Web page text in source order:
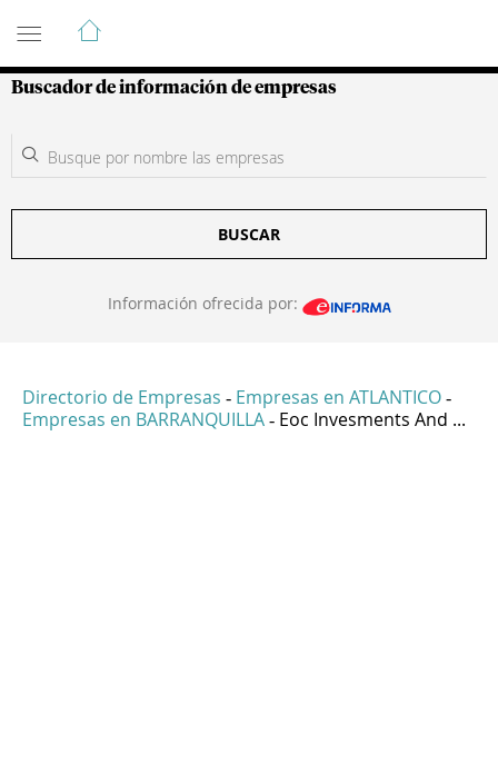
Guía de Empresas Colombianas
Buscador de información de empresas
BUSCAR
Información ofrecida por:
Directorio de Empresas - Empresas en ATLANTICO -
Empresas en BARRANQUILLA - Eoc Invesments And ...